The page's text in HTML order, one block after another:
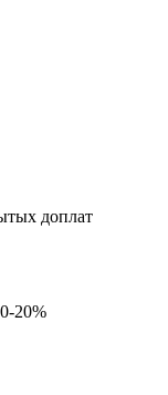
доплат
20%